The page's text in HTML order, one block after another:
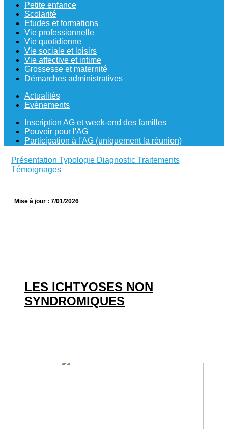
Petite enfance
Scolarité
Etudes et formations
Vie professionnelle
Vie quotidienne
Vie sociale et loisirs
Vie affective et intime
Grossesse et maternité
Démarches administratives
Actualités
Evènements
Inscription AG et week-end des familles
Pouvoir pour l'AG
Participation à l'AG (uniquement la réunion)
Présentation Typologie Diagnostic Traitements
Témoignages
Mise à jour : 7/01/2026
LES ICHTYOSES NON
SYNDROMIQUES